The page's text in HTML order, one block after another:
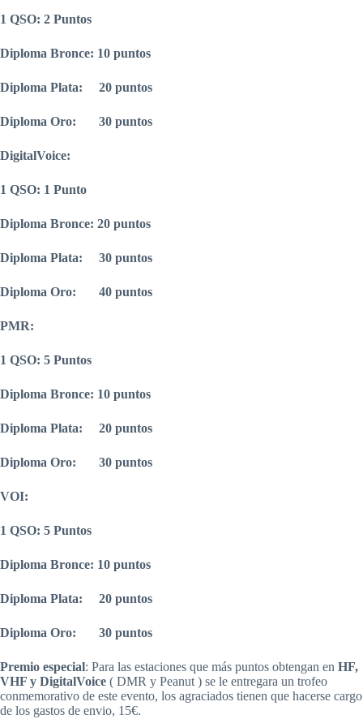
1 QSO: 2 Puntos
Diploma Bronce: 10 puntos
Diploma Plata: 20 puntos
Diploma Oro: 30 puntos
DigitalVoice:
1 QSO: 1 Punto
Diploma Bronce: 20 puntos
Diploma Plata: 30 puntos
Diploma Oro: 40 puntos
PMR:
1 QSO: 5 Puntos
Diploma Bronce: 10 puntos
Diploma Plata: 20 puntos
Diploma Oro: 30 puntos
VOI:
1 QSO: 5 Puntos
Diploma Bronce: 10 puntos
Diploma Plata: 20 puntos
Diploma Oro: 30 puntos
Premio especial: Para las estaciones que más puntos obtengan en HF,
VHF y DigitalVoice ( DMR y Peanut ) se le entregara un trofeo
conmemorativo de este evento, los agraciados tienen que hacerse cargo
de los gastos de envio, 15€.